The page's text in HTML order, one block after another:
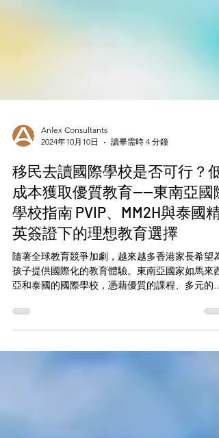
Anlex Consultants
2024年10月10日
讀畢需時 4 分鐘
移民去讀國際學校是否可行？低
成本獲取優質教育——東南亞國際
學校指南 PVIP、MM2H與泰國精
英簽證下的理想教育選擇
隨著全球教育競爭加劇，越來越多香港家長希望為
化背景和先進的設施，成為移居家庭的理想選擇。